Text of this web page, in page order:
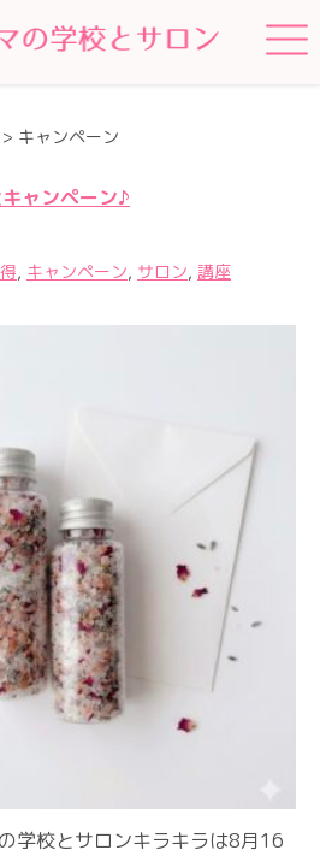
> キャンペーン
ャンペーン♪
, キャンペーン, サロン, 講座
学校とサロンキラキラは8月16